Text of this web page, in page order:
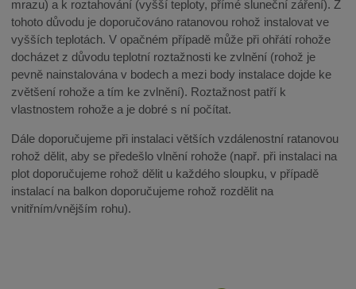
mrazu) a k roztahování (vyšší teploty, přímé sluneční záření). Z
tohoto důvodu je doporučováno ratanovou rohož instalovat ve
vyšších teplotách. V opačném případě může při ohřátí rohože
docházet z důvodu teplotní roztažnosti ke zvlnění (rohož je
pevně nainstalována v bodech a mezi body instalace dojde ke
zvětšení rohože a tím ke zvlnění). Roztažnost patří k
vlastnostem rohože a je dobré s ní počítat.
Dále doporučujeme při instalaci větších vzdálenostní ratanovou
rohož dělit, aby se předešlo vlnění rohože (např. při instalaci na
plot doporučujeme rohož dělit u každého sloupku, v případě
instalací na balkon doporučujeme rohož rozdělit na
vnitřním/vnějším rohu).